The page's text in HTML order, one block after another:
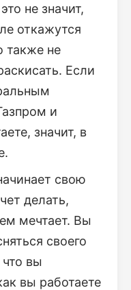
не значит,
откажутся
также не
Если
и
значит, в
свою
делать,
мечтает. Вы
своего
вы
вы работаете